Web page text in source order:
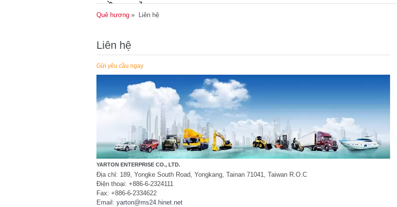
BỀN BỈ
Quê hương » Liên hệ
Liên hệ
Gửi yêu cầu ngay
YARTON ENTERPRISE CO., LTD.
Địa chỉ: 189, Yongke South Road, Yongkang, Tainan 71041, Taiwan R.O.C
Điện thoại: +886-6-2324111
Fax: +886-6-2334622
Email: yarton@ms24.hinet.net